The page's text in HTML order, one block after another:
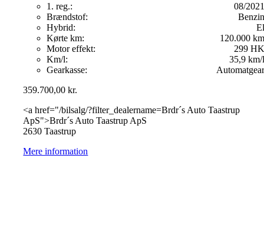
1. reg.:
08/2021
Brændstof:
Benzin
Hybrid:
El
Kørte km:
120.000 km
Motor effekt:
299 HK
Km/l:
35,9 km/l
Gearkasse:
Automatgear
359.700,00kr.
<a href="/bilsalg/?filter_dealername=Brdr´s Auto Taastrup
ApS">Brdr´s Auto Taastrup ApS
2630 Taastrup
Mere information